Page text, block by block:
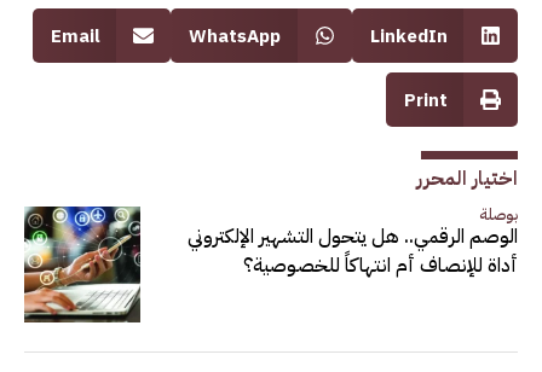
LinkedIn
WhatsApp
Email
Print
اختيار المحرر
بوصلة
الوصم الرقمي.. هل يتحول التشهير الإلكتروني
أداة للإنصاف أم انتهاكاً للخصوصية؟